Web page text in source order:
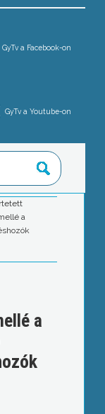
GyTv a Facebook-on
GyTv a Youtube-on
a
a